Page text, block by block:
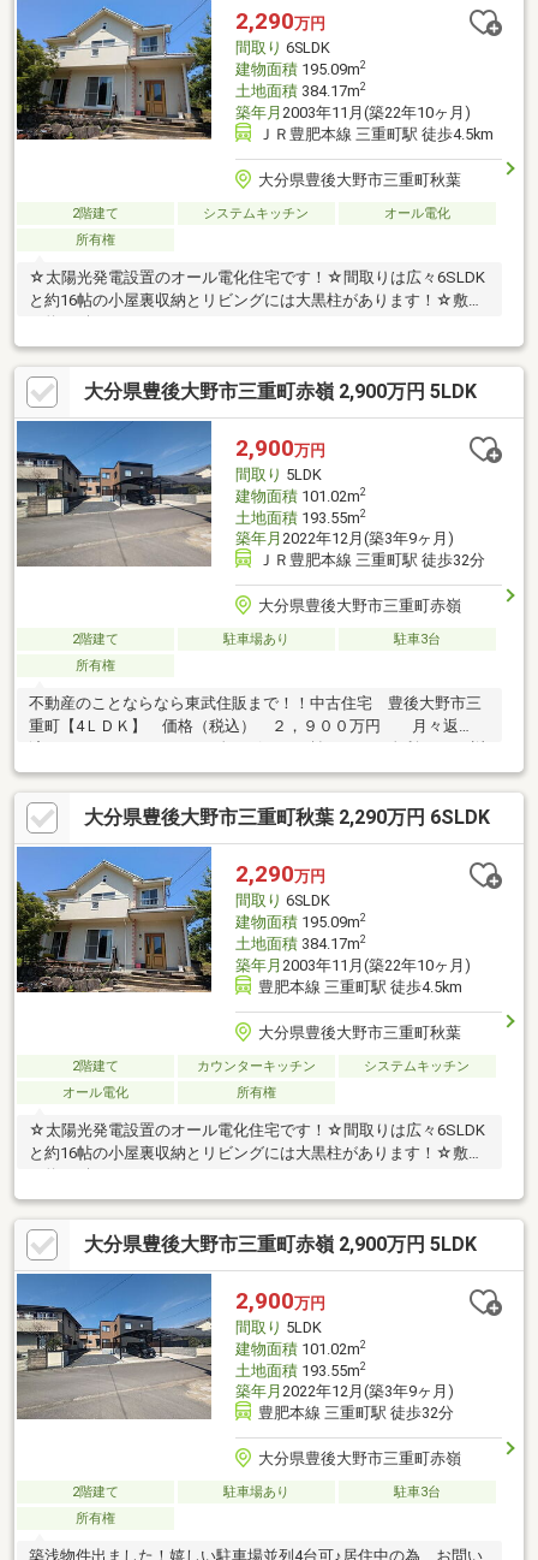
す。各室に豊富な収納を備え、大家族の賑わいも個人の静かな時
間も優しく包み込む、新しい家族の歴史を刻むにふさわしい一軒
です。
2,290万円
間取り 6SLDK
建物面積195.09m2
土地面積384.17m2
築年月 2003年11月(築22年10ヶ月)
ＪＲ豊肥本線 三重町駅 徒歩4.5km
大分県豊後大野市三重町秋葉
2階建て システムキッチン
オール電化
所有権
☆太陽光発電設置のオール電化住宅です！☆間取りは広々6SLDK
と約16帖の小屋裏収納とリビングには大黒柱があります！☆敷地
は約116坪あります！
大分県豊後大野市三重町赤嶺 2,900万円 5LDK
2,900万円
間取り 5LDK
建物面積101.02m2
土地面積193.55m2
築年月 2022年12月(築3年9ヶ月)
ＪＲ豊肥本線 三重町駅 徒歩32分
大分県豊後大野市三重町赤嶺
2階建て 駐車場あり
駐車3台
所有権
不動産のことならなら東武住販まで！！中古住宅 豊後大野市三
重町【4ＬＤＫ】 価格（税込） ２，９００万円 月々返
済期間35年）☆駐車場4台可☆令和4年新築の築浅物件です♪☆オ
ール電化住宅その他周辺物件も全てご案内可能です♪お客様のライ
フスタイルに合わせた物件のご提案を致します。※ローンに不安
のある方、他社で断られた方も是非一度ご相談ください！！！お
問合せは東武住販 大分店 利田（リタ）まで！
大分県豊後大野市三重町秋葉 2,290万円 6SLDK
2,290万円
間取り 6SLDK
建物面積195.09m2
土地面積384.17m2
築年月 2003年11月(築22年10ヶ月)
豊肥本線 三重町駅 徒歩4.5km
大分県豊後大野市三重町秋葉
2階建て カウンターキッチン
システムキッチン
オール電化
所有権
☆太陽光発電設置のオール電化住宅です！☆間取りは広々6SLDK
と約16帖の小屋裏収納とリビングには大黒柱があります！☆敷地
は約116坪あります！
大分県豊後大野市三重町赤嶺 2,900万円 5LDK
2,900万円
間取り 5LDK
建物面積101.02m2
土地面積193.55m2
築年月 2022年12月(築3年9ヶ月)
豊肥本線 三重町駅 徒歩32分
大分県豊後大野市三重町赤嶺
2階建て 駐車場あり
駐車3台
所有権
築浅物件出ました！嬉しい駐車場並列4台可♪居住中の為、お問い